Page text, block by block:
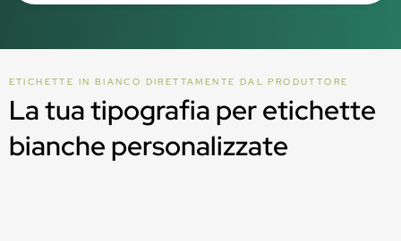
ETICHETTE IN BIANCO DIRETTAMENTE DAL PRODUTTORE
La tua tipografia per etichette
bianche personalizzate